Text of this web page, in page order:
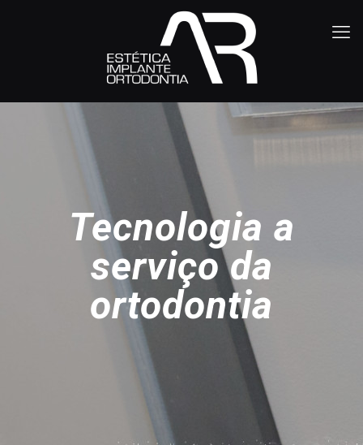
Tecnologia a
serviço da
ortodontia